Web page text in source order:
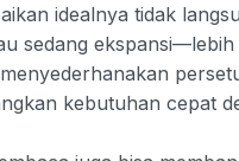
idealnya tidak
sedang
kebutuhan cepat